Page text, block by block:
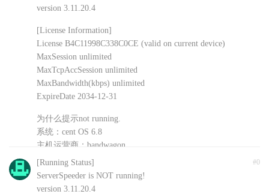
version 3.11.20.4
[License Information]
License B4C11998C338C0CE (valid on current device)
MaxSession unlimited
MaxTcpAccSession unlimited
MaxBandwidth(kbps) unlimited
ExpireDate 2034-12-31
为什么提示not running.
系统：cent OS 6.8
主机运营商：bandwagon
安装的其他软件：shadowsockR
CHnE 9年前 (2017-09-24) 回复
#0
[Running Status]
ServerSpeeder is NOT running!
version 3.11.20.4